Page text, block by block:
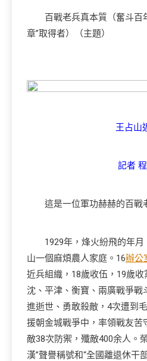
百戰老兵真本質（奮斗百年
章”取得者）（主題）
王占山
記者 程
這是一位軍功赫赫的百戰
1929年，烽火紛飛的年月
山一個麻煩農人家庭。16辦公
近兵組織，18歲收伍，19歲
沈、平津、衡寶、兩廣戰爭戰
進逝世、勇敢殺敵，4次遭到
援朝金城戰爭中，率領戰友苦
敵38次防禦，殲敵400余人。
漢”聲譽稱號和“全國離退休干